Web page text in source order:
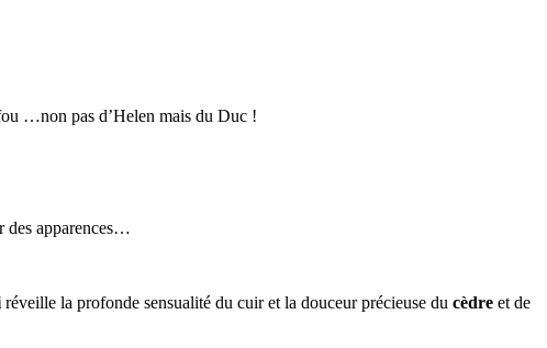
…non pas d’Helen mais du Duc !
des apparences…
réveille la profonde sensualité du cuir et la douceur précieuse du cèdre et de